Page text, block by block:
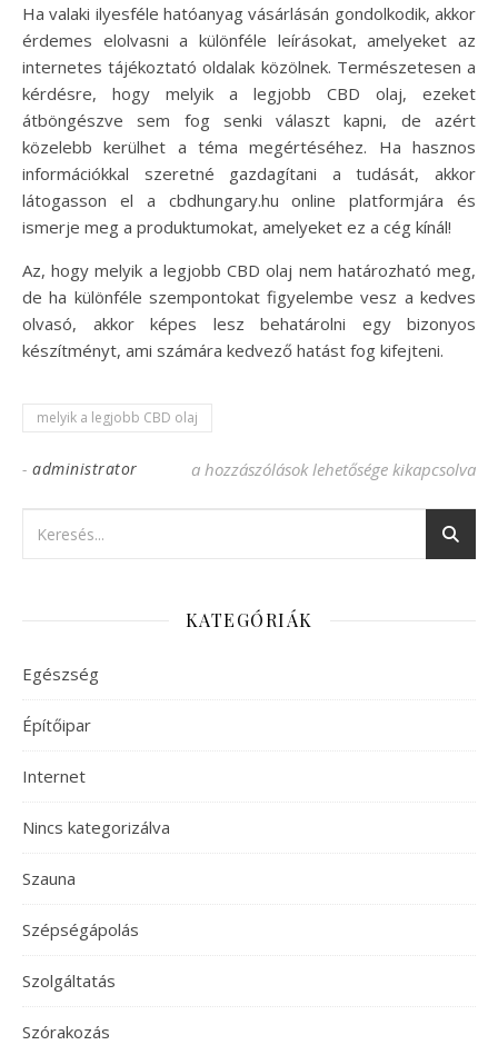
Ha valaki ilyesféle hatóanyag vásárlásán gondolkodik, akkor
érdemes elolvasni a különféle leírásokat, amelyeket az
internetes tájékoztató oldalak közölnek. Természetesen a
kérdésre, hogy melyik a legjobb CBD olaj, ezeket
átböngészve sem fog senki választ kapni, de azért
közelebb kerülhet a téma megértéséhez. Ha hasznos
információkkal szeretné gazdagítani a tudását, akkor
látogasson el a cbdhungary.hu online platformjára és
ismerje meg a produktumokat, amelyeket ez a cég kínál!
Az, hogy melyik a legjobb CBD olaj nem határozható meg,
de ha különféle szempontokat figyelembe vesz a kedves
olvasó, akkor képes lesz behatárolni egy bizonyos
készítményt, ami számára kedvező hatást fog kifejteni.
melyik a legjobb CBD olaj
- administrator Derítse ki, hogy melyik a legjobb CBD
a hozzászólások lehetősége kikapcsolva
KATEGÓRIÁK
Egészség
Építőipar
Internet
Nincs kategorizálva
Szauna
Szépségápolás
Szolgáltatás
Szórakozás